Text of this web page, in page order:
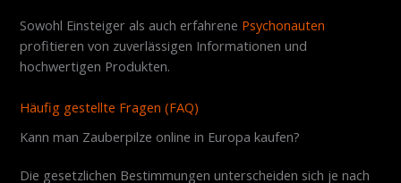
Sowohl Einsteiger als auch erfahrene Psychonauten
profitieren von zuverlässigen Informationen und
hochwertigen Produkten.
Häufig gestellte Fragen (FAQ)
Kann man Zauberpilze online in Europa kaufen?
Die gesetzlichen Bestimmungen unterscheiden sich je nach